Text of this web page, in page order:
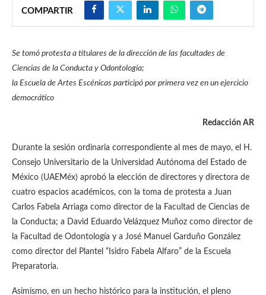
COMPARTIR
Se tomó protesta a titulares de la dirección de las facultades de
Ciencias de la Conducta y Odontología;
la Escuela de Artes Escénicas participó por primera vez en un ejercicio
democrático
Redacción AR
Durante la sesión ordinaria correspondiente al mes de mayo, el H.
Consejo Universitario de la Universidad Autónoma del Estado de
México (UAEMéx) aprobó la elección de directores y directora de
cuatro espacios académicos, con la toma de protesta a Juan
Carlos Fabela Arriaga como director de la Facultad de Ciencias de
la Conducta; a David Eduardo Velázquez Muñoz como director de
la Facultad de Odontología y a José Manuel Garduño González
como director del Plantel “Isidro Fabela Alfaro” de la Escuela
Preparatoria.
Asimismo, en un hecho histórico para la institución, el pleno